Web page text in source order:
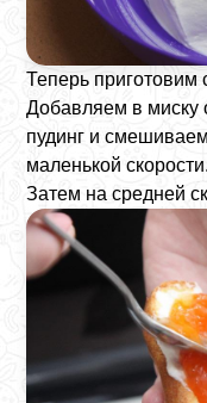
Теперь приготовим
Добавляем в миску
пудинг и
маленькой скорости.
Затем на средней